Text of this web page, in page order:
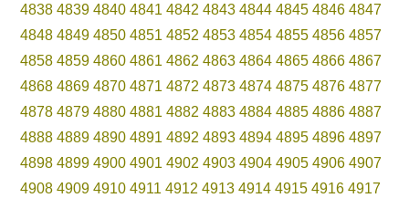
4838 4839 4840 4841 4842 4843 4844 4845 4846 4847
4848 4849 4850 4851 4852 4853 4854 4855 4856 4857
4858 4859 4860 4861 4862 4863 4864 4865 4866 4867
4868 4869 4870 4871 4872 4873 4874 4875 4876 4877
4878 4879 4880 4881 4882 4883 4884 4885 4886 4887
4888 4889 4890 4891 4892 4893 4894 4895 4896 4897
4898 4899 4900 4901 4902 4903 4904 4905 4906 4907
4908 4909 4910 4911 4912 4913 4914 4915 4916 4917